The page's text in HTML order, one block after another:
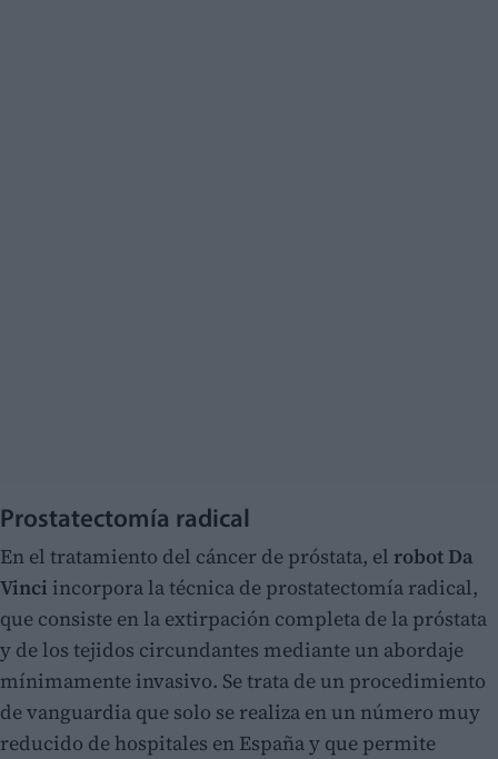
Prostatectomía radical
En el tratamiento del cáncer de próstata, el robot Da
Vinci incorpora la técnica de prostatectomía radical,
que consiste en la extirpación completa de la próstata
y de los tejidos circundantes mediante un abordaje
mínimamente invasivo. Se trata de un procedimiento
de vanguardia que solo se realiza en un número muy
reducido de hospitales en España y que permite